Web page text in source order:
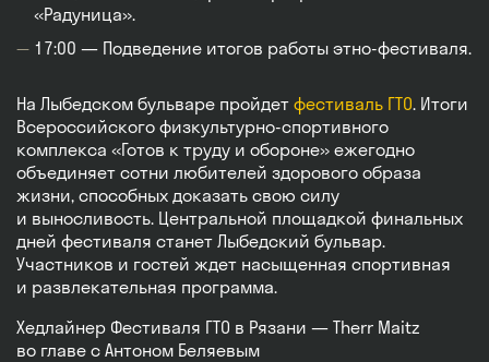
«Радуница».
17:00 — Подведение итогов работы этно-фестиваля.
На Лыбедском бульваре пройдет фестиваль ГТО. Итоги
Всероссийского физкультурно-спортивного
комплекса «Готов к труду и обороне» ежегодно
объединяет сотни любителей здорового образа
жизни, способных доказать свою силу
и выносливость. Центральной площадкой финальных
дней фестиваля станет Лыбедский бульвар.
Участников и гостей ждет насыщенная спортивная
и развлекательная программа.
Хедлайнер Фестиваля ГТО в Рязани — Therr Maitz
во главе с Антоном Беляевым